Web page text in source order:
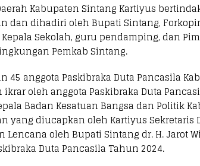
Kabupaten Sintang Kartiyus
dan dihadiri oleh Bupati Sintang,
Kepala Sekolah, guru pendamping, dan
Pemkab Sintang.
45 anggota Paskibraka Duta Pancasila
ikrar oleh anggota Paskibraka Duta
Badan Kesatuan Bangsa dan Politik
yang diucapkan oleh Kartiyus Sekretaris
Lencana oleh Bupati Sintang dr. H. Jarot
Duta Pancasila Tahun 2024.